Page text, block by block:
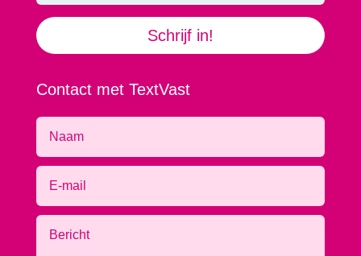
Schrijf in!
Contact met TextVast